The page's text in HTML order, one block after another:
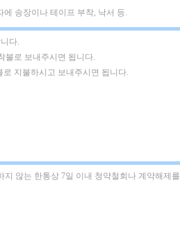
송장이나 테이프 부착, 낙서 등.
다.
불로 보내주시면 됩니다.
로 지불하시고 보내주시면 됩니다.
않는 한통상 7일 이내 청약철회나 계약해제를